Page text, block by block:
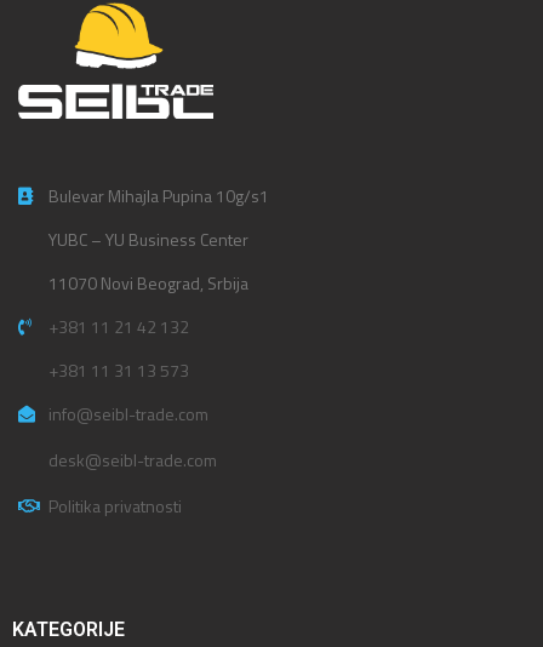
Bulevar Mihajla Pupina 10g/s1
YUBC – YU Business Center
11070 Novi Beograd, Srbija
+381 11 21 42 132
+381 11 31 13 573
info@seibl-trade.com
desk@seibl-trade.com
Politika privatnosti
KATEGORIJE